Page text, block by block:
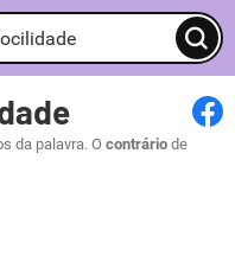
da palavra. Ocontrário de